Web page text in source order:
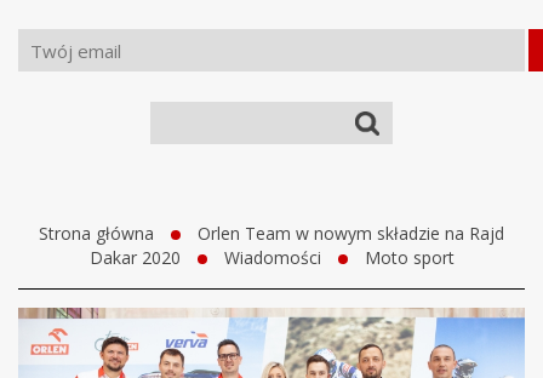
Strona główna
Orlen Team w nowym składzie na Rajd
Dakar 2020
Wiadomości Moto sport